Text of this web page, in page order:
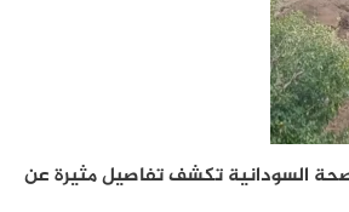
السودانية تكشف تفاصيل مثيرة عن